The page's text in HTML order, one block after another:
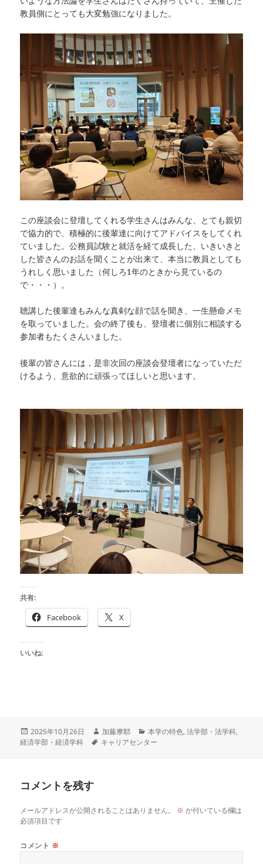
教員側にとっても大変勉強になりました。
この座談会に登壇してくれる学生さんはみんな、とても親切
で協力的で、積極的に後輩達に向けてアドバイスをしてくれ
ていました。公務員試験と就活を経て成長した、いきいきと
した皆さんのお話を聞くことが出来て、本当に教員としても
うれしく思いました（何しろ1年のときから見ているの
で・・・）。
聴講した後輩達もみんな真剣な顔で話を聞き、一生懸命メモ
を取っていました。会の終了後も、登壇者に個別に相談する
参加者もたくさんいました。
後輩の皆さんには，是非次回の座談会登壇者になっていただ
けるよう、意欲的に頑張ってほしいと思います。
共有:
Facebook X
いいね:
投
稿
2025年10月26日
作
成
加藤摩耶
カ
テ
本学の特色,法学部・法学科,
経済学部・経済学科
タ
キャリアセンター
コメントを残す
メールアドレスが公開されることはありません。 ※ が付いている欄は
必須項目です
コメント ※